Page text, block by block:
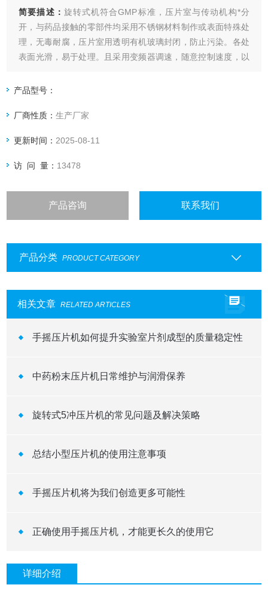
简要描述： 旋转式机符合GMP标准，压片室与传动机构*分
开，与药品接触的零部件均采用不锈钢材料制作或表面特殊处
理，无毒耐腐，压片室用透明有机玻璃封闭，防止污染。各处
表面光滑，易于处理。且采用变频器调速，随意控制速度，以
产品型号：
厂商性质：生产厂家
更新时间： 2025-08-11
访 问 量： 13478
产品咨询 联系我们
产品分类 PRODUCT CATEGORY
相关文章 RELATED ARTICLES
手摇压片机如何提升实验室片剂成型的质量稳定性
中药粉末压片机日常维护与润滑保养
旋转式5冲压片机的常见问题及解决策略
总结小型压片机的使用注意事项
手摇压片机将为我们创造更多可能性
正确使用手摇压片机，才能更长久的使用它
详细介绍